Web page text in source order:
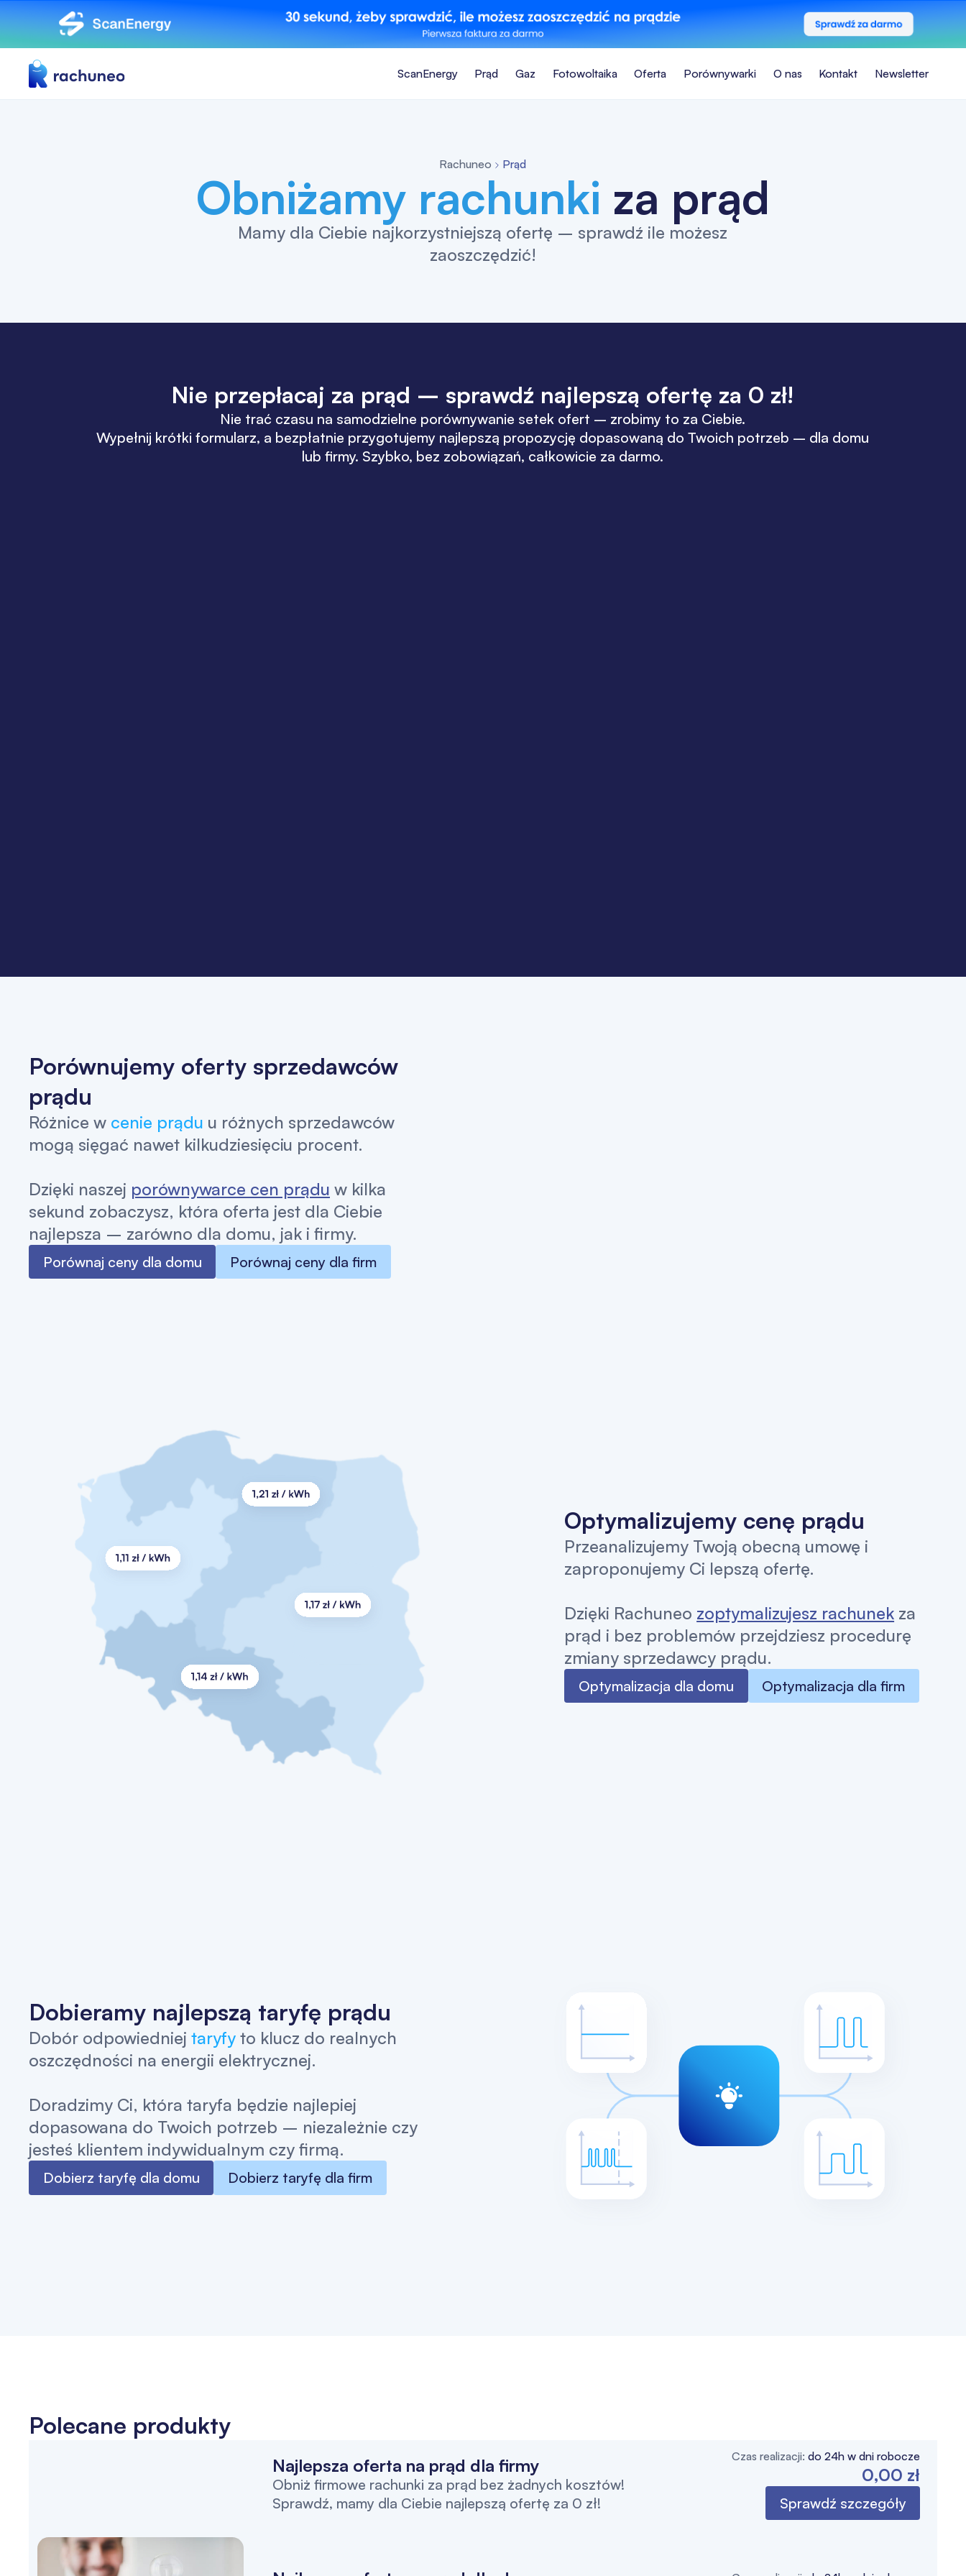
ScanEnergy Prąd Gaz Fotowoltaika Oferta Porównywarki O nas Kontakt Newsletter
Rachuneo Prąd
Obniżamy rachunki za prąd
Mamy dla Ciebie najkorzystniejszą ofertę – sprawdź ile możesz
zaoszczędzić!
Nie​ przepłacaj za prąd – sprawdź najlepszą ofertę za 0 zł!​
Nie trać czasu na samodzielne porównywanie setek ofert – zrobimy to za Ciebie.
Wypełnij krótki formularz, a bezpłatnie przygotujemy najlepszą propozycję dopasowaną do Twoich potrzeb – dla domu
lub firmy. Szybko, bez zobowiązań, całkowicie za darmo.
Porównujemy oferty sprzedawców
prądu
Różnice w cenie prądu u różnych sprzedawców
mogą sięgać nawet kilkudziesięciu procent.
Dzięki naszej porównywarce cen prądu w kilka
sekund zobaczysz, która oferta jest dla Ciebie
najlepsza – zarówno dla domu, jak i firmy.
Porównaj ceny dla domu Porównaj ceny dla firm
Optymalizujemy cenę prądu
Przeanalizujemy Twoją obecną umowę i
zaproponujemy Ci lepszą ofertę.
Dzięki Rachuneo zoptymalizujesz rachunek za
prąd i bez problemów przejdziesz procedurę
zmiany sprzedawcy prądu.
Optymalizacja dla domu Optymalizacja dla firm
Dobieramy najlepszą taryfę prądu
Dobór odpowiedniej taryfyto klucz do realnych
oszczędności na energii elektrycznej.
Doradzimy Ci, która taryfa będzie najlepiej
dopasowana do Twoich potrzeb – niezależnie czy
jesteś klientem indywidualnym czy firmą.
Dobierz taryfę dla domu Dobierz taryfę dla firm
Polecane produkty
Najlepsza oferta na prąd dla firmy
Obniż firmowe rachunki za prąd bez żadnych kosztów!
Sprawdź, mamy dla Ciebie najlepszą ofertę za 0 zł!
Czas realizacji: do 24h w dni robocze
0,00 zł
Sprawdź szczegóły